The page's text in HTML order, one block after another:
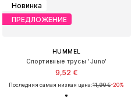
Новинка
ПРЕДЛОЖЕНИЕ
HUMMEL
Спортивные трусы 'Juno'
9,52 €
Последняя самая низкая цена:11,90 €-20%